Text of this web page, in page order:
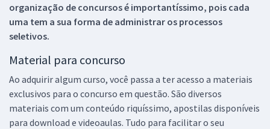
organização de concursos é importantíssimo, pois cada
uma tem a sua forma de administrar os processos
seletivos.
Material para concurso
Ao adquirir algum curso, você passa a ter acesso a materiais
exclusivos para o concurso em questão. São diversos
materiais com um conteúdo riquíssimo, apostilas disponíveis
para download e videoaulas. Tudo para facilitar o seu